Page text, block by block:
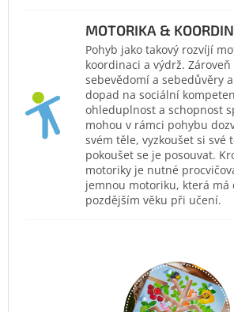
MOTORIKA &
Pohyb jako takový rozvíjí
koordinaci a výdrž.
sebevědomí a sebedůvěry
dopad na sociální
ohleduplnost a schopnost
mohou v rámci pohybu
svém těle, vyzkoušet si své
pokoušet se je posouvat.
motoriky je nutné
jemnou motoriku, která
pozdějším věku při učení.